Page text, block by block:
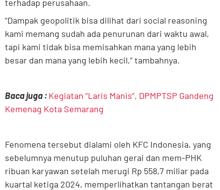
terhadap perusahaan.
“Dampak geopolitik bisa dilihat dari social reasoning
kami memang sudah ada penurunan dari waktu awal,
tapi kami tidak bisa memisahkan mana yang lebih
besar dan mana yang lebih kecil,” tambahnya.
Baca juga : Kegiatan “Laris Manis”, DPMPTSP Gandeng
Kemenag Kota Semarang
Fenomena tersebut dialami oleh KFC Indonesia, yang
sebelumnya menutup puluhan gerai dan mem-PHK
ribuan karyawan setelah merugi Rp 558,7 miliar pada
kuartal ketiga 2024, memperlihatkan tantangan berat